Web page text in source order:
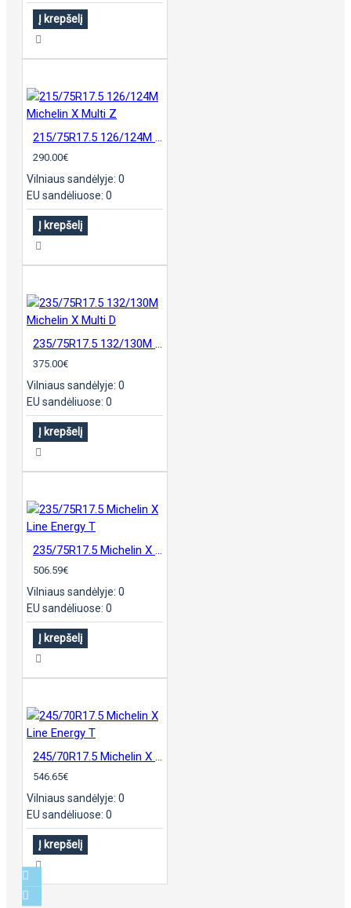
Į krepšelį
215/75R17.5 126/124M Michelin X Multi Z
290.00€
Vilniaus sandėlyje: 0
EU sandėliuose: 0
Į krepšelį
235/75R17.5 132/130M Michelin X Multi D
375.00€
Vilniaus sandėlyje: 0
EU sandėliuose: 0
Į krepšelį
235/75R17.5 Michelin X Line Energy T
506.59€
Vilniaus sandėlyje: 0
EU sandėliuose: 0
Į krepšelį
245/70R17.5 Michelin X Line Energy T
546.65€
Vilniaus sandėlyje: 0
EU sandėliuose: 0
Į krepšelį